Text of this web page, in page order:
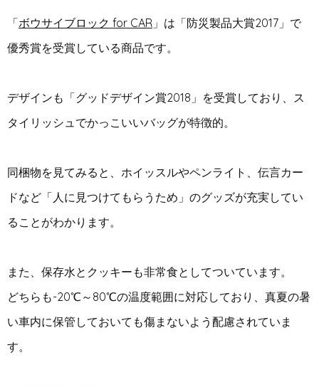
「ボウサイブロック for CAR 」は「防災製品大賞2017」で
優秀賞を受賞している商品です。
デザインも「グッドデザイン賞2018」を受賞しており、ス
タイリッシュでかっこいいバッグが特徴的。
同梱物を見てみると、ホイッスルやペンライト、伝言カー
ドなど「人に見つけてもらうため」のグッズが充実してい
ることがわかります。
また、保存水とクッキーも非常食としてついています。
どちらも-20℃～80℃の温度範囲に対応しており、真夏の暑
い車内に保管しておいても傷まないよう配慮されていま
す。